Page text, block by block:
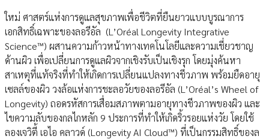
ใหม่ ศาสตร์แห่งการดูแลสุขภาพเพื่อชีวิตที่ยืนยาวแบบบูรณาการ
เอกสิทธิ์เฉพาะของลอรีอัล (L’Oréal Longevity Integrative
Science™) ผสานความก้าวหน้าทางเทคโนโลยีและความเชี่ยวชาญ
ด้านผิว เพื่อเปลี่ยนการดูแลผิวจากเชิงรับเป็นเชิงรุก โดยมุ่งค้นหา
สาเหตุที่แท้จริงที่ทำให้เกิดการเปลี่ยนแปลงทางชีวภาพ พร้อมยืดอายุ
เซลล์ของผิว วงล้อแห่งการชะลอวัยของลอรีอัล (L’Oréal’s Wheel of
Longevity) ถอดรหัสการเสื่อมสภาพตามอายุทางชีวภาพของผิว และ
ไขความลับของกลไกหลัก 9 ประการที่ทำให้เกิดริ้วรอยแห่งวัย โดยใช้
ลองเจวิตี้ เอไอ คลาวด์ (Longevity AI Cloud™) ที่เป็นกรรมสิทธิ์ของล